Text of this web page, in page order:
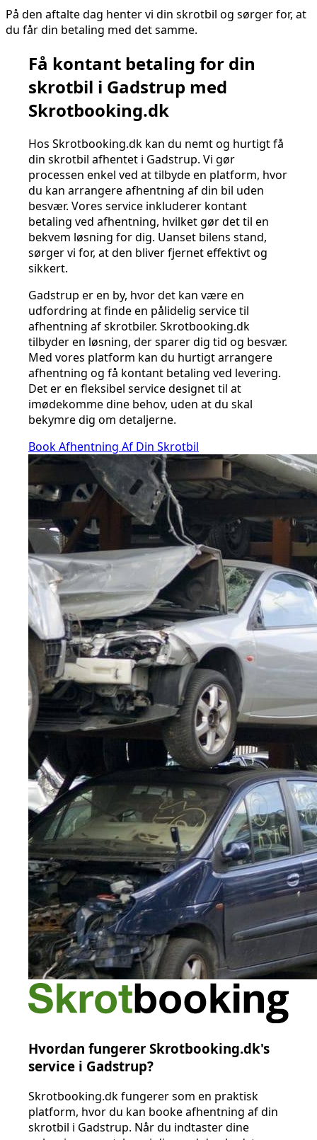
På den aftalte dag henter vi din skrotbil og sørger for, at
du får din betaling med det samme.
Få kontant betaling for din
skrotbil i Gadstrup med
Skrotbooking.dk
Hos Skrotbooking.dk kan du nemt og hurtigt få
din skrotbil afhentet i Gadstrup. Vi gør
processen enkel ved at tilbyde en platform, hvor
du kan arrangere afhentning af din bil uden
besvær. Vores service inkluderer kontant
betaling ved afhentning, hvilket gør det til en
bekvem løsning for dig. Uanset bilens stand,
sørger vi for, at den bliver fjernet effektivt og
sikkert.
Gadstrup er en by, hvor det kan være en
udfordring at finde en pålidelig service til
afhentning af skrotbiler. Skrotbooking.dk
tilbyder en løsning, der sparer dig tid og besvær.
Med vores platform kan du hurtigt arrangere
afhentning og få kontant betaling ved levering.
Det er en fleksibel service designet til at
imødekomme dine behov, uden at du skal
bekymre dig om detaljerne.
Book Afhentning Af Din Skrotbil
Hvordan fungerer Skrotbooking.dk's
service i Gadstrup?
Skrotbooking.dk fungerer som en praktisk
platform, hvor du kan booke afhentning af din
skrotbil i Gadstrup. Når du indtaster dine